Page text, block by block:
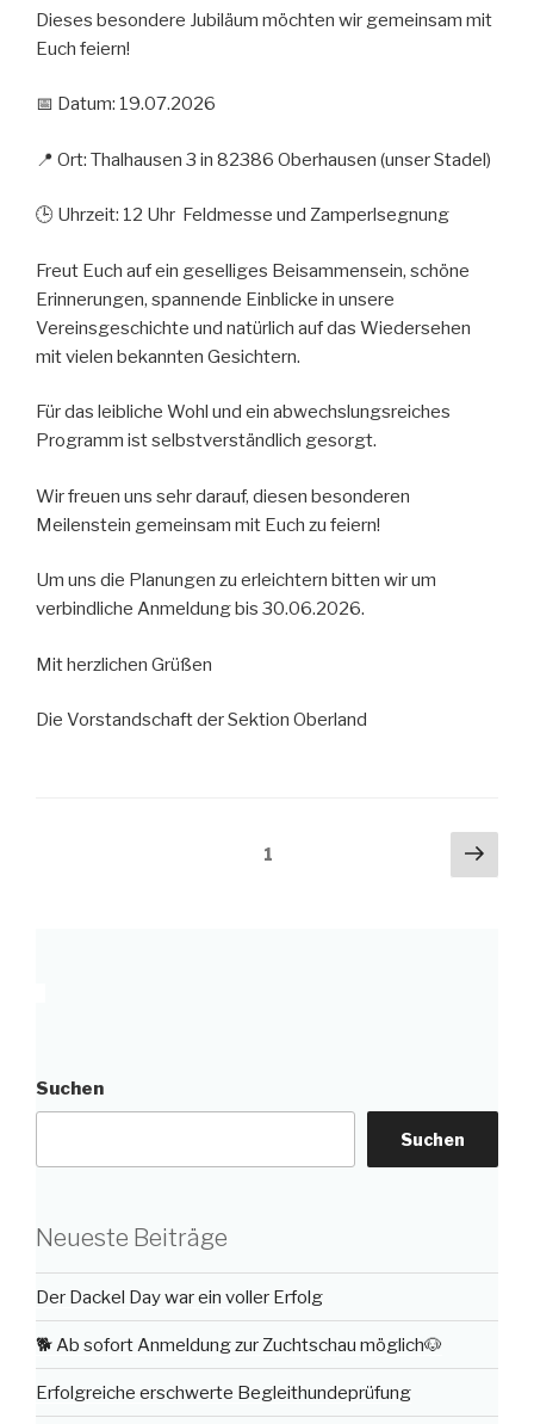
Dieses besondere Jubiläum möchten wir gemeinsam mit
Euch feiern!
📅 Datum: 19.07.2026
📍 Ort: Thalhausen 3 in 82386 Oberhausen (unser Stadel)
🕒 Uhrzeit: 12 Uhr Feldmesse und Zamperlsegnung
Freut Euch auf ein geselliges Beisammensein, schöne
Erinnerungen, spannende Einblicke in unsere
Vereinsgeschichte und natürlich auf das Wiedersehen
mit vielen bekannten Gesichtern.
Für das leibliche Wohl und ein abwechslungsreiches
Programm ist selbstverständlich gesorgt.
Wir freuen uns sehr darauf, diesen besonderen
Meilenstein gemeinsam mit Euch zu feiern!
Um uns die Planungen zu erleichtern bitten wir um
verbindliche Anmeldung bis 30.06.2026.
Mit herzlichen Grüßen
Die Vorstandschaft der Sektion Oberland
Seitennummerierung1
Suchen
Suchen
Neueste Beiträge
Der Dackel Day war ein voller Erfolg
🐕 Ab sofort Anmeldung zur Zuchtschau möglich🐶
Erfolgreiche erschwerte Begleithundeprüfung